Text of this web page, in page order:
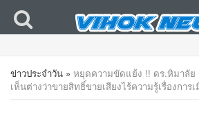
ข่าวประจำวัน » หยุดความขัดแย้ง !! ดร.หิมาลัย
เห็นต่างว่าขายสิทธิ์ขายเสียงไร้ความรู้เรื่องการเ